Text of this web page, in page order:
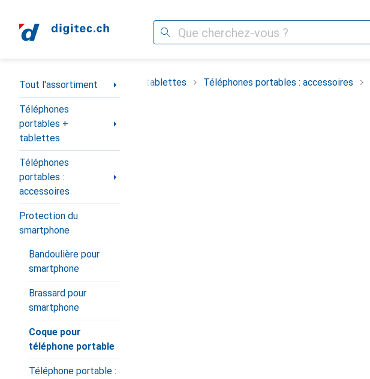
Recherche
Navigation par catégorie
Tout l'assortiment
Téléphones
portables +
tablettes
Téléphones
portables :
accessoires
Protection du
smartphone
Bandoulière pour
smartphone
Brassard pour
smartphone
Coque pour
téléphone portable
Téléphone portable :
Téléphones portables + tablettes Téléphones portables : accessoires